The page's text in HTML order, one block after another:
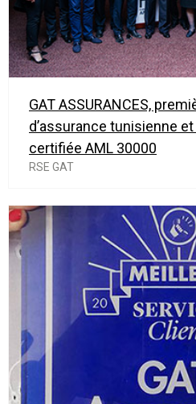
GAT ASSURANCES,
d’assurance tunisienne
certifiée AML 30000
RSE GAT